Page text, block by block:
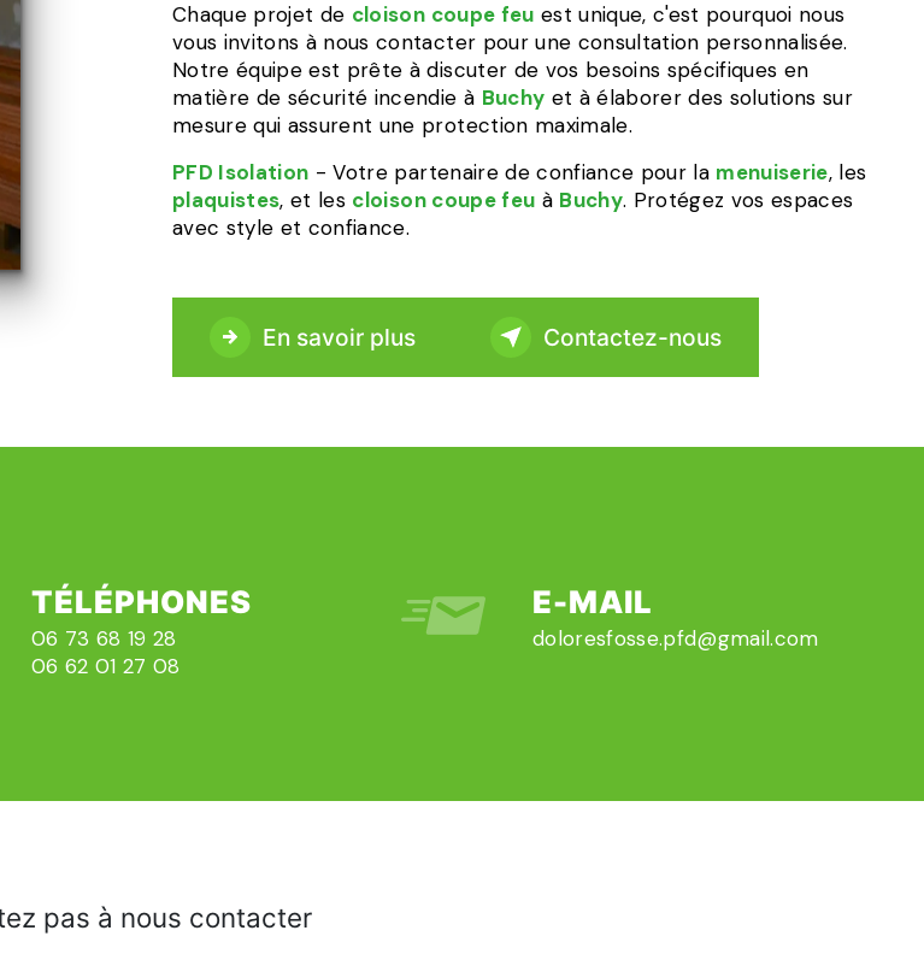
Chaque projet de cloison coupe feu est unique, c'est pourquoi nous
vous invitons à nous contacter pour une consultation personnalisée.
Notre équipe est prête à discuter de vos besoins spécifiques en
matière de sécurité incendie à Buchy et à élaborer des solutions sur
mesure qui assurent une protection maximale.
PFD Isolation - Votre partenaire de confiance pour la menuiserie, les
plaquistes, et les cloison coupe feu à Buchy. Protégez vos espaces
avec style et confiance.
En savoir plus Contactez-nous
TÉLÉPHONES
06 73 68 19 28
06 62 01 27 08
E-MAIL
doloresfosse.pfd@gmail.com
pas à nous contacter